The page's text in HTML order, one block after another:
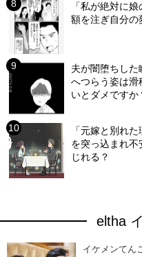
「私が絶対に
額を注ぎ自分の
夫が闇堕ちし
へつらう姿は滑
いとダメですか
「元嫁と別れ
を突っ込まれ
じれる？
eltha
イケメンてん